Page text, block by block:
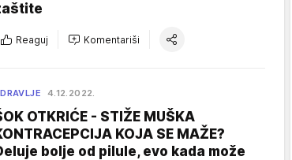
Reaguj Komentariši
4.12.2022.
OTKRIĆE - STIŽE MUŠKA
KOJA SE MAŽE?
bolje od pilule, evo kada može